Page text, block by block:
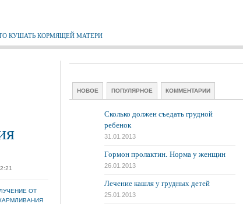
КУШАТЬ КОРМЯЩЕЙ МАТЕРИ
ОТ
НОВОЕ ПОПУЛЯРНОЕ КОММЕНТАРИИ
Сколько должен съедать грудной
ребенок
31.01.2013
Гормон пролактин. Норма у женщин
26.01.2013
Лечение кашля у грудных детей
25.01.2013